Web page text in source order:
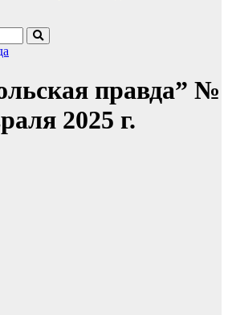
правда” №
2025 г.